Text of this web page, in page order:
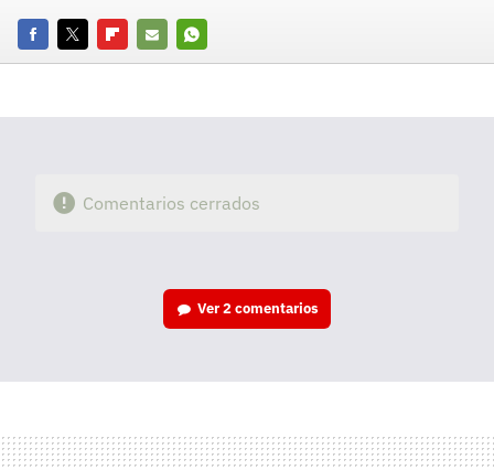
FacebookTwitterFlipboard
E-
Whatsapp
Comentarios cerrados
Ver2 comentarios